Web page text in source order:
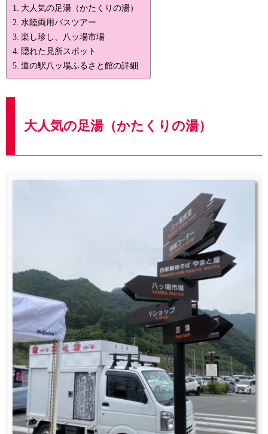
大人気の足湯（かたくりの湯）
水陸両用バスツアー
楽し珍し、八ッ場市場
隠れた見所スポット
道の駅八ッ場ふるさと館の詳細
大人気の足湯（かたくりの湯）